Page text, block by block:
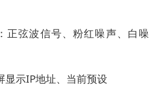
正弦波信号、粉红噪声、白噪
显示IP地址、当前预设